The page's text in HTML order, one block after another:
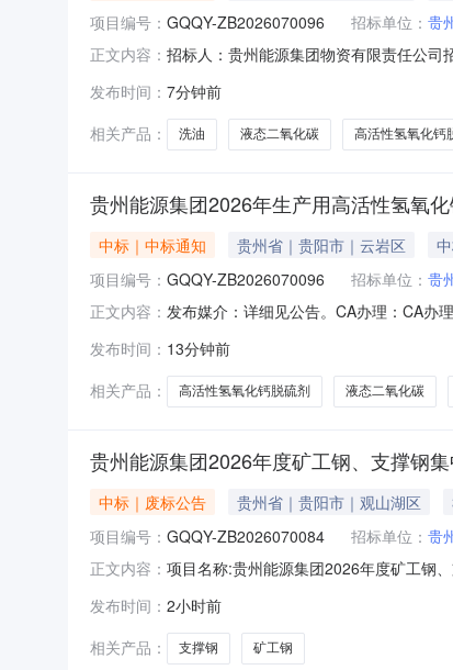
项目编号： GQQY-ZB2026070096 招标单位： 贵
正文内容： 招标人：贵州能源集团物资有限责任公
标段名称：贵州能源集团2026年生产用
发布时间： 7分钟前
相关产品：
洗油 液态二氧化碳 高活性氢氧化钙
贵州能源集团2026年生产用高活性氢氧
中标｜中标通知 贵州省｜贵阳市｜云岩区
项目编号： GQQY-ZB2026070096 招标单位： 贵
正文内容： 发布媒介：详细见公告。CA办理：CA办
类型:货物项目实施地点:贵州能源集团所
发布时间： 13分钟前
相关产品：
高活性氢氧化钙脱硫剂 液态二氧化碳
贵州能源集团2026年度矿工钢、支撑钢
中标｜废标公告 贵州省｜贵阳市｜观山湖区
项目编号： GQQY-ZB2026070084 招标单位： 贵
正文内容： 项目名称:贵州能源集团2026年度矿工钢
地点备注A矿工钢11#20MnK11300签订
发布时间： 2小时前
相关产品：
支撑钢 矿工钢